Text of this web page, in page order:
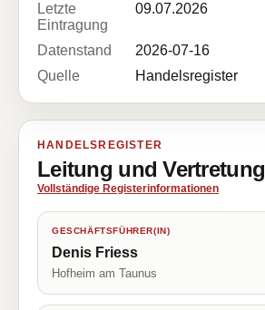
Letzte
Eintragung
09.07.2026
Datenstand
2026-07-16
Quelle
Handelsregister
HANDELSREGISTER
Leitung und Vertretung
Vollständige Registerinformationen
GESCHÄFTSFÜHRER(IN)
Denis Friess
Hofheim am Taunus